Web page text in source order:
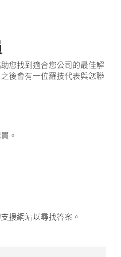
和Windows使用者而設
括印刷線路板組件 (PWA) 和包裝
舊消費電子產品的報廢塑膠可
助於減少碳足跡。
塑膠
您找到適合您公司的最佳解
後會有一位羅技代表與您聯
。
援網站以尋找答案。